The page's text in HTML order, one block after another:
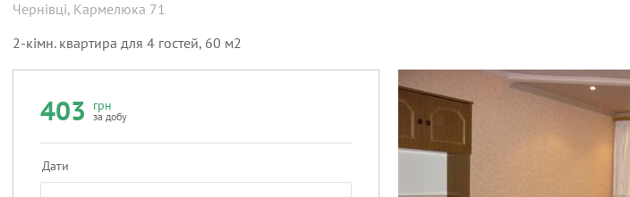
Чернівці, Кармелюка 71
2-кімн. квартира для 4 гостей, 60 м2
403 грн
за добу
Дати